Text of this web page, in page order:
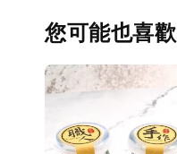
您可能也喜歡